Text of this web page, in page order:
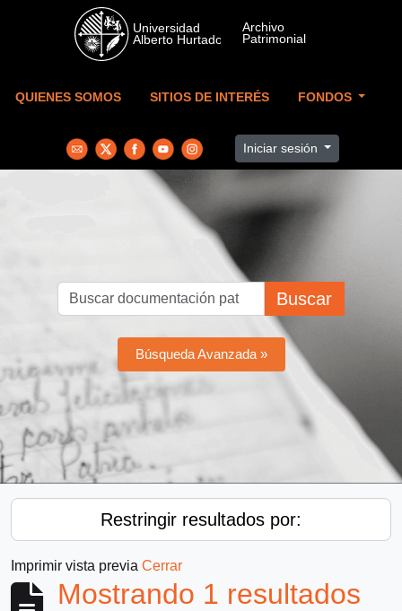
Skip to main content
QUIENES SOMOS SITIOS DE INTERÉS FONDOS
Iniciar sesión
Buscar
Búsqueda Avanzada »
Restringir resultados por:
Imprimir vista previa Cerrar
Mostrando 1 resultados